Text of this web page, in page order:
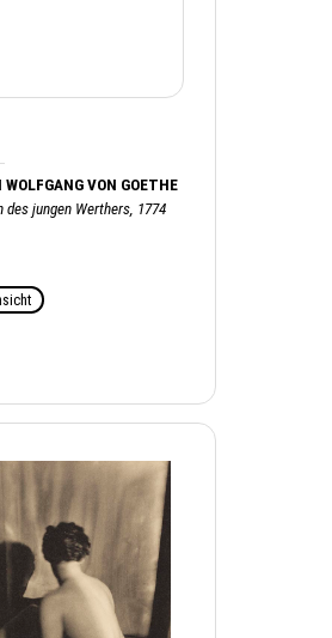
VON GOETHE
des jungen Werthers, 1774